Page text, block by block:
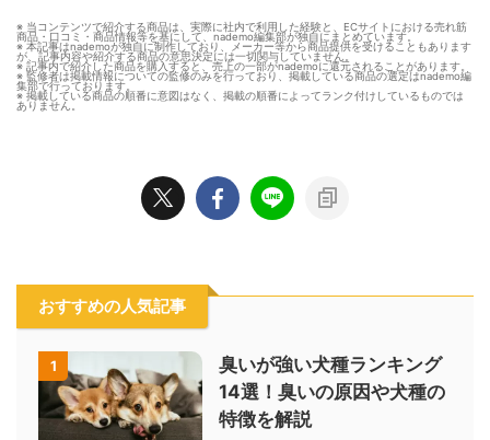
※ 当コンテンツで紹介する商品は、実際に社内で利用した経験と、ECサイトにおける売れ筋
商品・口コミ・商品情報等を基にして、nademo編集部が独自にまとめています。
※ 本記事はnademoが独自に制作しており、メーカー等から商品提供を受けることもあります
が、記事内容や紹介する商品の意思決定には一切関与していません。
※ 記事内で紹介した商品を購入すると、売上の一部がnademoに還元されることがあります。
※ 監修者は掲載情報についての監修のみを行っており、掲載している商品の選定はnademo編
集部で行っております。
※ 掲載している商品の順番に意図はなく、掲載の順番によってランク付けしているものでは
ありません。
おすすめの人気記事
1
臭いが強い犬種ランキング
14選！臭いの原因や犬種の
特徴を解説